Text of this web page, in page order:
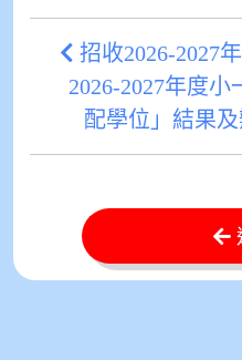
招收2026-2027
2026-2027年度
配學位」結果